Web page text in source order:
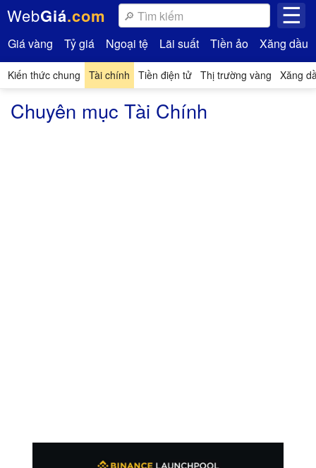
WebGiá.com ☰
Giá vàng Tỷ giá Ngoại tệ Lãi suất Tiền ảo Xăng dầu
Kiến thức chung Tài chính Tiền điện tử Thị trường vàng Xăng
Chuyên mục Tài Chính